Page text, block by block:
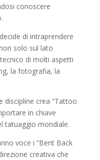
conoscere
di intraprendere
solo sul lato
di molti aspetti
la fotografia, la
discipline crea “Tattoo
in chiave
tatuaggio mondiale.
voce i “Bent Back
creativa che